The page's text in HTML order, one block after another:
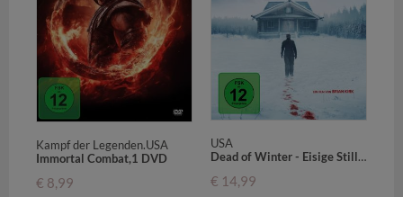
Kampf der Legenden.USA
Immortal Combat,1 DVD
€ 8,99
USA
Dead of Winter - Eisige Stille,1 DVD
€ 14,99